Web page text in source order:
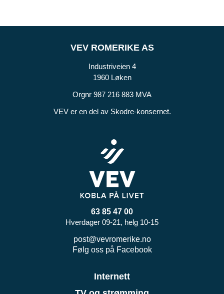
VEV ROMERIKE AS
Industriveien 4
1960 Løken
Orgnr 987 216 883 MVA
VEV er en del av Skodre-konsernet.
63 85 47 00
Hverdager 09-21, helg 10-15
post@vevromerike.no
Følg oss på Facebook
Internett